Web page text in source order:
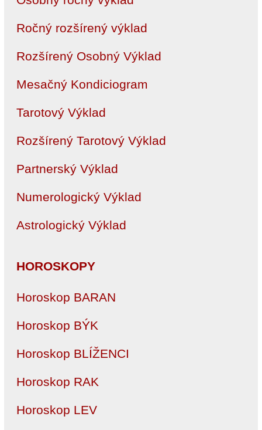
Ročný rozšírený výklad
Rozšírený Osobný Výklad
Mesačný Kondiciogram
Tarotový Výklad
Rozšírený Tarotový Výklad
Partnerský Výklad
Numerologický Výklad
Astrologický Výklad
HOROSKOPY
Horoskop BARAN
Horoskop BÝK
Horoskop BLÍŽENCI
Horoskop RAK
Horoskop LEV